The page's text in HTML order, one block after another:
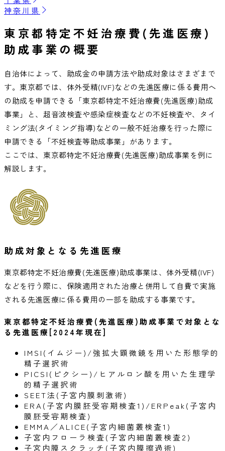
神奈川県
東京都特定不妊治療費(先進医療)
助成事業の概要
自治体によって、助成金の申請方法や助成対象はさまざまで
す。東京都では、体外受精(IVF)などの先進医療に係る費用へ
の助成を申請できる「東京都特定不妊治療費(先進医療)助成
事業」と、超音波検査や感染症検査などの不妊検査や、タイ
ミング法(タイミング指導)などの一般不妊治療を行った際に
申請できる「不妊検査等助成事業」があります。
ここでは、東京都特定不妊治療費(先進医療)助成事業を例に
解説します。
助成対象となる先進医療
東京都特定不妊治療費(先進医療)助成事業は、体外受精(IVF)
などを行う際に、保険適用された治療と併用して自費で実施
される先進医療に係る費用の一部を助成する事業です。
東京都特定不妊治療費(先進医療)助成事業で対象とな
る先進医療[2024年現在]
IMSI(イムジー)/強拡大顕微鏡を用いた形態学的
精子選択術
PICSI(ピクシー)/ヒアルロン酸を用いた生理学
的精子選択術
SEET法(子宮内膜刺激術)
ERA(子宮内膜胚受容期検査1)/ERPeak(子宮内
膜胚受容期検査)
EMMA／ALICE(子宮内細菌叢検査1)
子宮内フローラ検査(子宮内細菌叢検査2)
子宮内膜スクラッチ(子宮内膜擦過術)